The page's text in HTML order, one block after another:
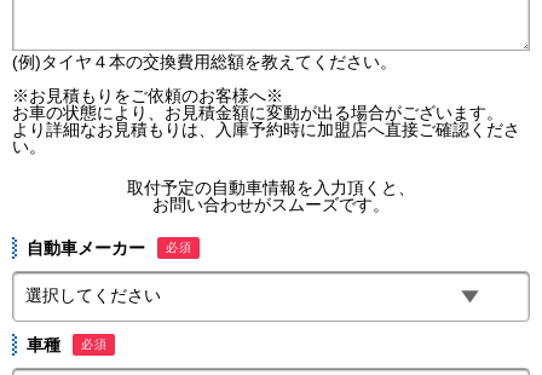
(例)タイヤ４本の交換費用総額を教えてください。
※お見積もりをご依頼のお客様へ※
お車の状態により、お見積金額に変動が出る場合がございます。
より詳細なお見積もりは、入庫予約時に加盟店へ直接ご確認くださ
い。
取付予定の自動車情報を入力頂くと、
お問い合わせがスムーズです。
自動車メーカー 必須
車種 必須